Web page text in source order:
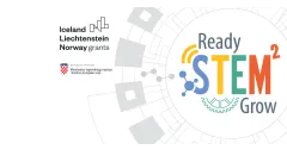
–
mali
kukci
velikog
značaja